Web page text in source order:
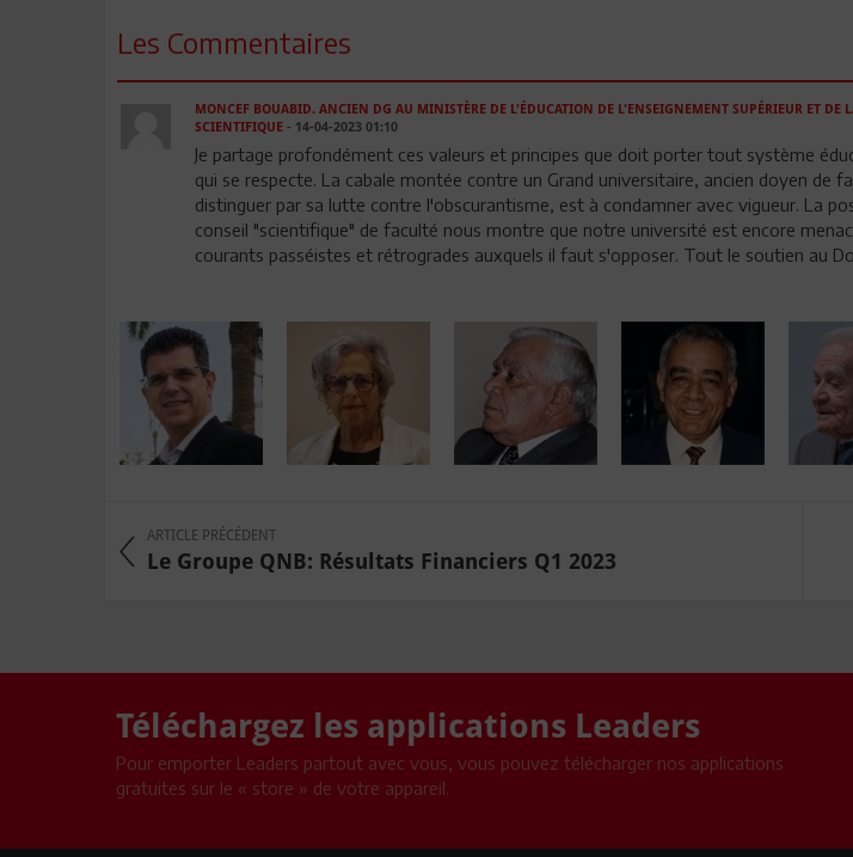
Les Commentaires
MONCEF BOUABID. ANCIEN DG AU MINISTÈRE DE L'ÉDUCATION DE L'ENSEIGNEMENT SUPÉRIEUR ET DE
SCIENTIFIQUE- 14-04-2023 01:10
Je partage profondément ces valeurs et principes que doit porter tout système
qui se respecte. La cabale montée contre un Grand universitaire, ancien doyen de
distinguer par sa lutte contre l'obscurantisme, est à condamner avec vigueur. La
conseil "scientifique" de faculté nous montre que notre université est encore
courants passéistes et rétrogrades auxquels il faut s'opposer. Tout le soutien au
ARTICLE PRÉCÉDENT
Le Groupe QNB: Résultats Financiers Q1 2023
Téléchargez les applications Leaders
Pour emporter Leaders partout avec vous, vous pouvez télécharger nos applications
gratuites sur le « store » de votre appareil.